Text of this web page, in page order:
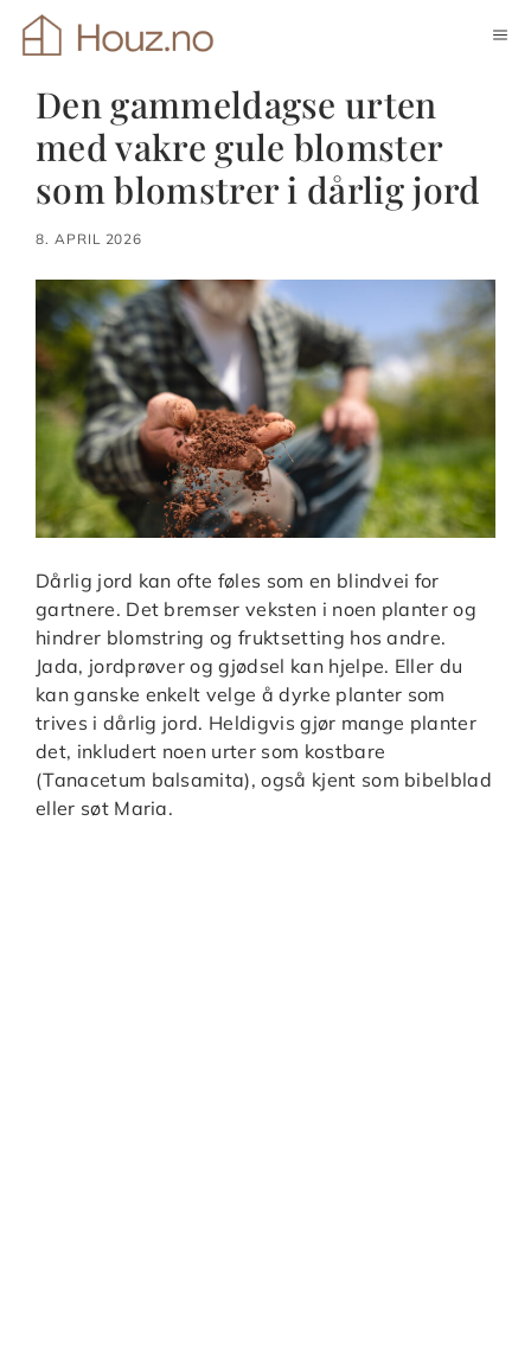
Hopp
Den gammeldagse urten
med vakre gule blomster
som blomstrer i dårlig jord
8. APRIL 2026
Dårlig jord kan ofte føles som en blindvei for
gartnere. Det bremser veksten i noen planter og
hindrer blomstring og fruktsetting hos andre.
Jada, jordprøver og gjødsel kan hjelpe. Eller du
kan ganske enkelt velge å dyrke planter som
trives i dårlig jord. Heldigvis gjør mange planter
det, inkludert noen urter som kostbare
(Tanacetum balsamita), også kjent som bibelblad
eller søt Maria.